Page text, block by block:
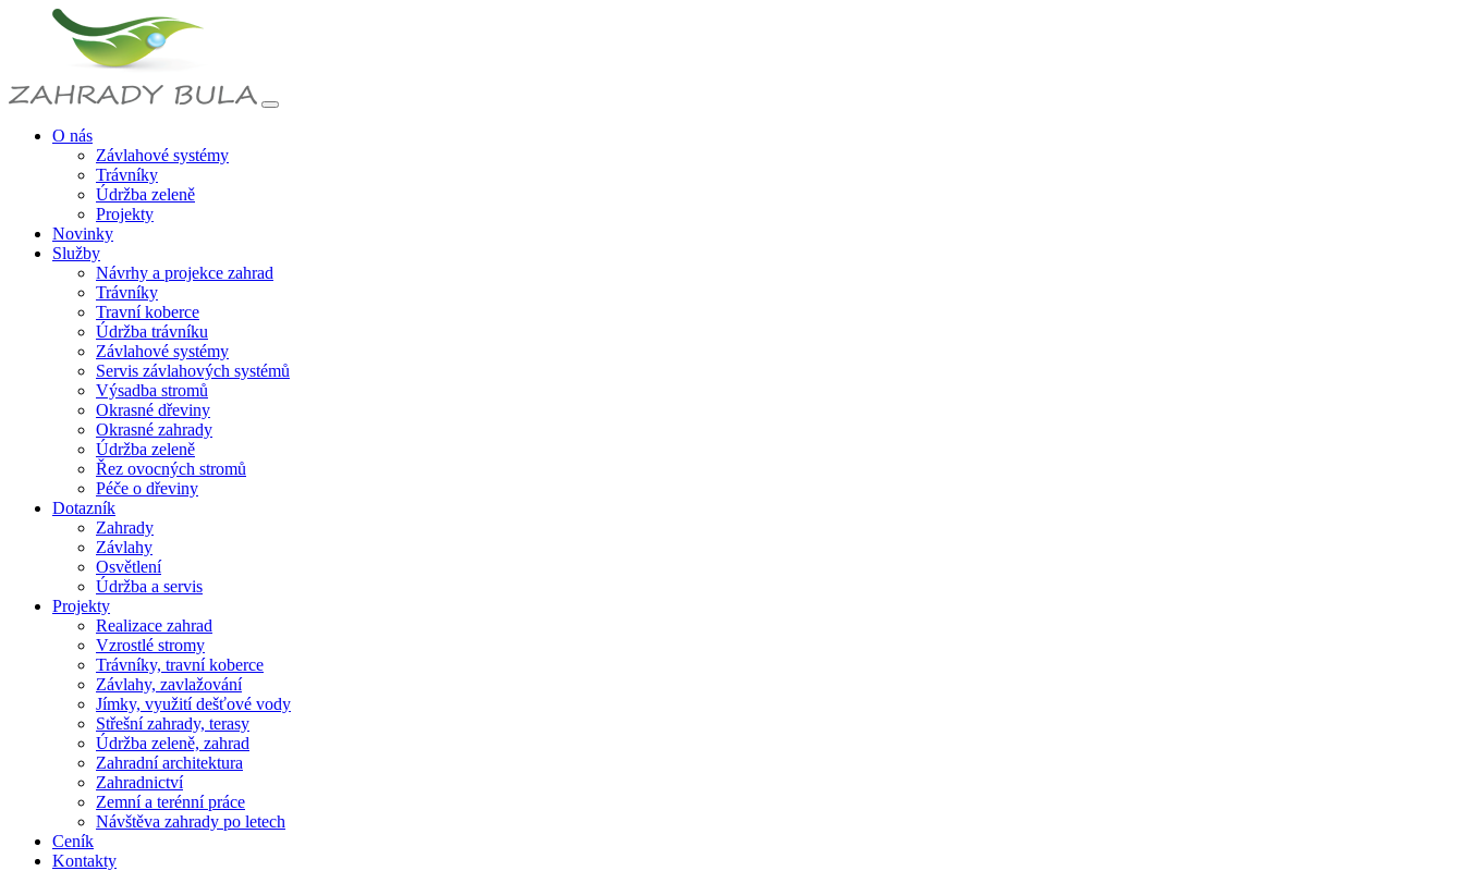
O nás
Závlahové systémy
Trávníky
Údržba zeleně
Projekty
Novinky
Služby
Návrhy a projekce zahrad
Trávníky
Travní koberce
Údržba trávníku
Závlahové systémy
Servis závlahových systémů
Výsadba stromů
Okrasné dřeviny
Okrasné zahrady
Údržba zeleně
Řez ovocných stromů
Péče o dřeviny
Dotazník
Zahrady
Závlahy
Osvětlení
Údržba a servis
Projekty
Realizace zahrad
Vzrostlé stromy
Trávníky, travní koberce
Závlahy, zavlažování
Jímky, využití dešťové vody
Střešní zahrady, terasy
Údržba zeleně, zahrad
Zahradní architektura
Zahradnictví
Zemní a terénní práce
Návštěva zahrady po letech
Ceník
Kontakty